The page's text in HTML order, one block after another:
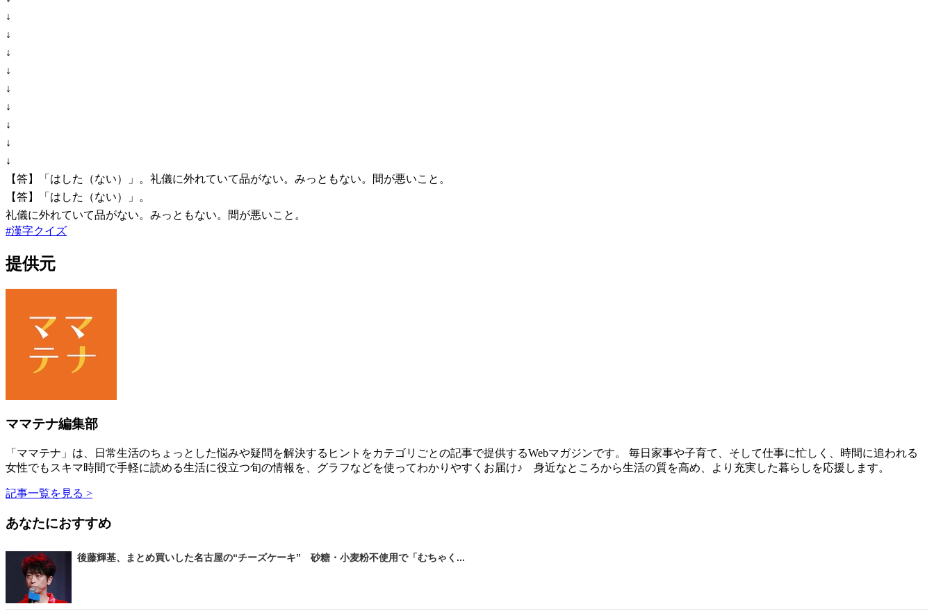
↓
↓
↓
↓
↓
↓
↓
↓
↓
【答】「はした（ない）」。礼儀に外れていて品がない。みっともない。間が悪いこと。
【答】「はした（ない）」。
礼儀に外れていて品がない。みっともない。間が悪いこと。
#漢字クイズ
提供元
ママテナ編集部
「ママテナ」は、日常生活のちょっとした悩みや疑問を解決するヒントをカテゴリごとの記事で提供するWebマガジンです。 毎日家事や子育て、そして仕事に忙しく、時間に追われる
女性でもスキマ時間で手軽に読める生活に役立つ旬の情報を、グラフなどを使ってわかりやすくお届け♪ 身近なところから生活の質を高め、より充実した暮らしを応援します。
記事一覧を見る >
あなたにおすすめ
後藤輝基、まとめ買いした名古屋の“チーズケーキ” 砂糖・小麦粉不使用で「むちゃく...